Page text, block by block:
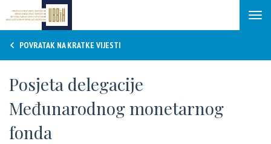
POVRATAK NA KRATKE VIJESTI
Posjeta delegacije
Međunarodnog monetarnog
fonda